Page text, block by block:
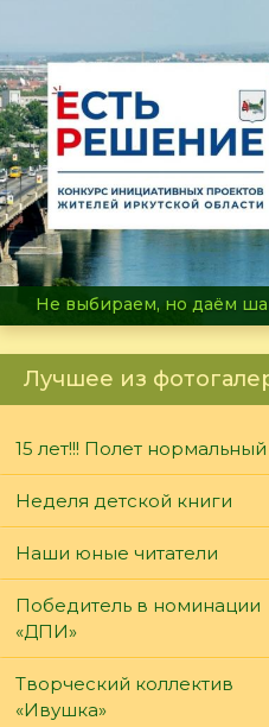
В огне не горит, в воде не
Лучшее из
15 лет!!! Полет нормальный
Неделя детской книги
Наши юные читатели
Победитель в номинации
«ДПИ»
Творческий коллектив
«Ивушка»